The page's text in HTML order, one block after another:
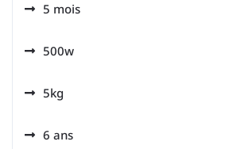
5 mois
500w
5kg
6 ans